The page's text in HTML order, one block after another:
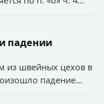
падении
из швейных цехов в
падение